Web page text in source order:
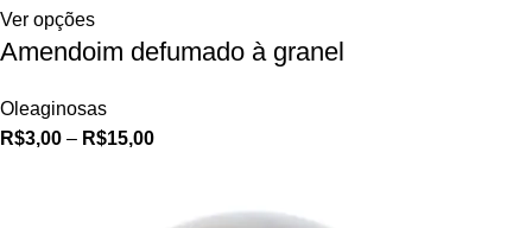
Ver opções
Amendoim defumado à granel
Oleaginosas
R$3,00 – R$15,00